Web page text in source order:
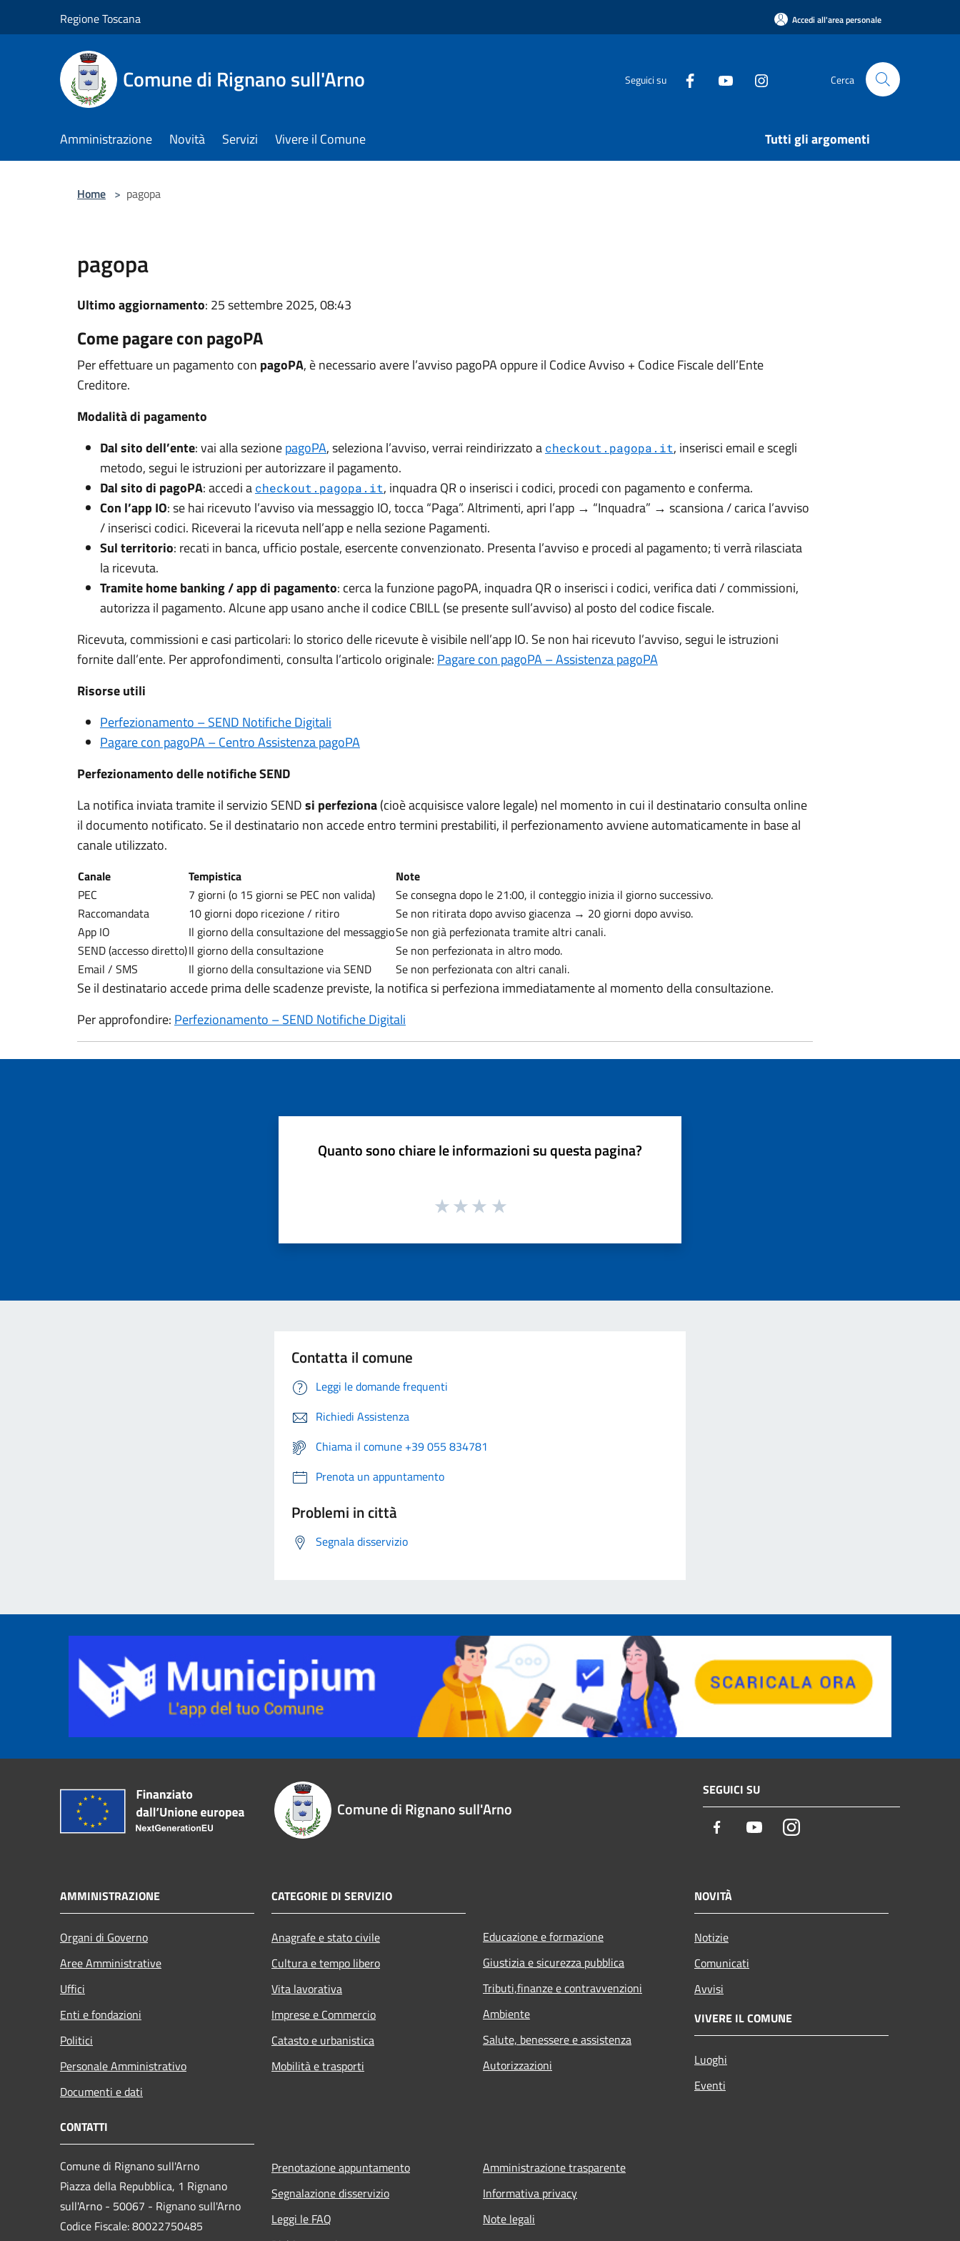
Regione Toscana Accedi all'area personale
Comune di Rignano sull'Arno Seguici su Cerca
Amministrazione Novità Servizi Vivere il Comune Tutti gli argomenti
Home > pagopa
pagopa
Ultimo aggiornamento: 25 settembre 2025, 08:43
Come pagare con pagoPA
Per effettuare un pagamento con pagoPA, è necessario avere l’avviso pagoPA oppure il Codice Avviso + Codice Fiscale dell’Ente
Creditore.
Modalità di pagamento
Dal sito dell’ente: vai alla sezionepagoPA, seleziona l’avviso, verrai reindirizzato a checkout.pagopa.it, inserisci email e scegli
metodo, segui le istruzioni per autorizzare il pagamento.
Dal sito di pagoPA: accedi a checkout.pagopa.it, inquadra QR o inserisci i codici, procedi con pagamento e conferma.
Con l’app IO: se hai ricevuto l’avviso via messaggio IO, tocca “Paga”. Altrimenti, apri l’app → “Inquadra” → scansiona / carica l’avviso
/ inserisci codici. Riceverai la ricevuta nell’app e nella sezione Pagamenti.
Sul territorio: recati in banca, ufficio postale, esercente convenzionato. Presenta l’avviso e procedi al pagamento; ti verrà rilasciata
la ricevuta.
Tramite home banking / app di pagamento: cerca la funzione pagoPA, inquadra QR o inserisci i codici, verifica dati / commissioni,
autorizza il pagamento. Alcune app usano anche il codice CBILL (se presente sull’avviso) al posto del codice fiscale.
Ricevuta, commissioni e casi particolari: lo storico delle ricevute è visibile nell’app IO. Se non hai ricevuto l’avviso, segui le istruzioni
fornite dall’ente. Per approfondimenti, consulta l’articolo originale: Pagare con pagoPA – Assistenza pagoPA
Risorse utili
Perfezionamento – SEND Notifiche Digitali
Pagare con pagoPA – Centro Assistenza pagoPA
Perfezionamento delle notifiche SEND
La notifica inviata tramite il servizio SENDsi perfeziona(cioè acquisisce valore legale) nel momento in cui il destinatario consulta online
il documento notificato. Se il destinatario non accede entro termini prestabiliti, il perfezionamento avviene automaticamente in base al
canale utilizzato.
Canale Tempistica
Note
PEC
7 giorni (o 15 giorni se PEC non valida)
Se consegna dopo le 21:00, il conteggio inizia il giorno successivo.
Raccomandata
10 giorni dopo ricezione / ritiro
Se non ritirata dopo avviso giacenza → 20 giorni dopo avviso.
App IO
Il giorno della consultazione del messaggioSe non già perfezionata tramite altri canali.
SEND (accesso diretto)Il giorno della consultazione
Se non perfezionata in altro modo.
Email / SMS
Il giorno della consultazione via SEND Se non perfezionata con altri canali.
Se il destinatario accede prima delle scadenze previste, la notifica si perfeziona immediatamente al momento della consultazione.
Per approfondire: Perfezionamento – SEND Notifiche Digitali
Quanto sono chiare le informazioni su questa pagina?
Contatta il comune
Leggi le domande frequenti
Richiedi Assistenza
Chiama il comune +39 055 834781
Prenota un appuntamento
Problemi in città
Segnala disservizio
Comune di Rignano sull'Arno
SEGUICI SU
Facebook YoutubeInstagram
AMMINISTRAZIONE
Organi di Governo
Aree Amministrative
Uffici
Enti e fondazioni
Politici
Personale Amministrativo
Documenti e dati
CATEGORIE DI SERVIZIO
Anagrafe e stato civile
Cultura e tempo libero
Vita lavorativa
Imprese e Commercio
Catasto e urbanistica
Mobilità e trasporti
Educazione e formazione
Giustizia e sicurezza pubblica
Tributi,finanze e contravvenzioni
Ambiente
Salute, benessere e assistenza
Autorizzazioni
NOVITÀ
Notizie
Comunicati
Avvisi
VIVERE IL COMUNE
Luoghi
Eventi
CONTATTI
Comune di Rignano sull'Arno
Piazza della Repubblica, 1 Rignano
sull'Arno - 50067 - Rignano sull'Arno
Codice Fiscale: 80022750485
Prenotazione appuntamento
Segnalazione disservizio
Leggi le FAQ
Amministrazione trasparente
Informativa privacy
Note legali